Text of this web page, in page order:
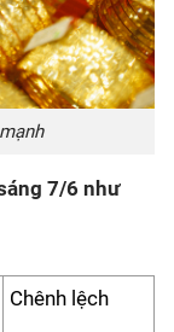
7/6 như
Chênh lệch